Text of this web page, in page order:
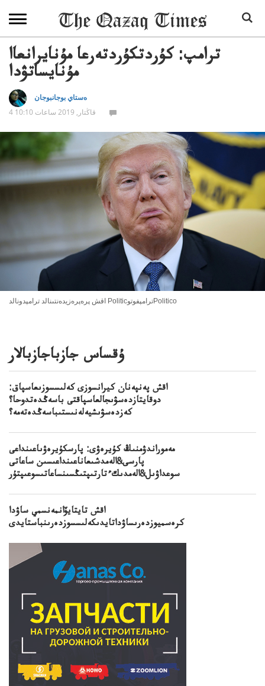
ترامپ: كۇردتكۇردتەرعا مۇنايرانعاا
مۇنايساتۋدا
ەستاي بوجانبوجان
4 قاڭتار, 2019 ساعات 10:10
اقش پرەپرەزيدەنتىنالد ترامپدونالد PoliticترامپفوتوPolitico
ۇقساس جازباجازبالار
اقش پەنپەنان كيرانسوزى كەلىسسوزىعاسپاق:
دوقايتازدەسۋىجالعاسپاقتى باسەڭدەتدوحا؟
كەزدەسۋىشيەلەنىستىباسەڭدەتەمە؟
مەموراندۋمنىڭ كۇيرەۋى: پارسكۇيرەۋىاعىنداعى
پارسى&الەمدشىعاناعىنداعىسىن ساعاتى
سوعداۋىل&الەمدىكءتارتىپتىڭسىنساعاتىسوعىپتۇر
اقش تايتايۆانمەنسمي ساۋدا
كرەسميوزدەرىساۋداتايدىكەلىسسوزدەرىنباستايدى